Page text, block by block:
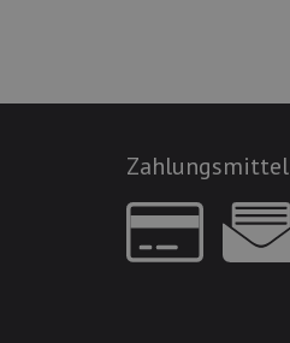
Zahlungsmittel